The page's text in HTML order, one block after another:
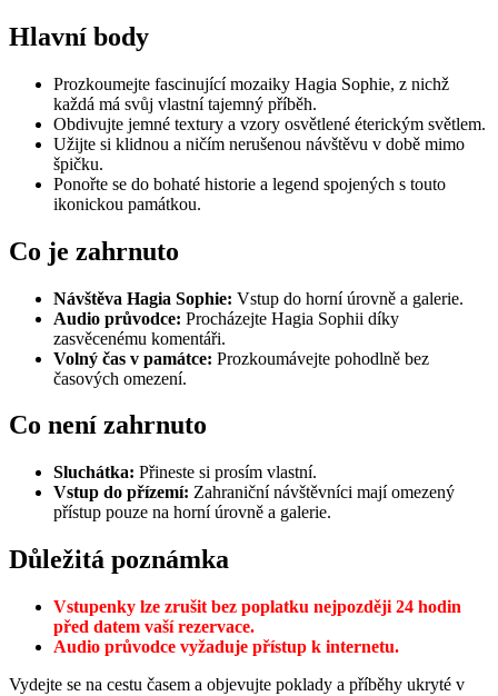
Hlavní body
Prozkoumejte fascinující mozaiky Hagia Sophie, z nichž
každá má svůj vlastní tajemný příběh.
Obdivujte jemné textury a vzory osvětlené éterickým světlem.
Užijte si klidnou a ničím nerušenou návštěvu v době mimo
špičku.
Ponořte se do bohaté historie a legend spojených s touto
ikonickou památkou.
Co je zahrnuto
Návštěva Hagia Sophie: Vstup do horní úrovně a galerie.
Audio průvodce: Procházejte Hagia Sophii díky
zasvěcenému komentáři.
Volný čas v památce: Prozkoumávejte pohodlně bez
časových omezení.
Co není zahrnuto
Sluchátka: Přineste si prosím vlastní.
Vstup do přízemí: Zahraniční návštěvníci mají omezený
přístup pouze na horní úrovně a galerie.
Důležitá poznámka
Vstupenky lze zrušit bez poplatku nejpozději 24 hodin
před datem vaší rezervace.
Audio průvodce vyžaduje přístup k internetu.
Vydejte se na cestu časem a objevujte poklady a příběhy ukryté v